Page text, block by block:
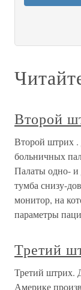
Второй
Второй штрих .
больничных
Палаты одно- и
тумба снизу-
монитор, на
параметры
Третий
Третий штрих.
Америке